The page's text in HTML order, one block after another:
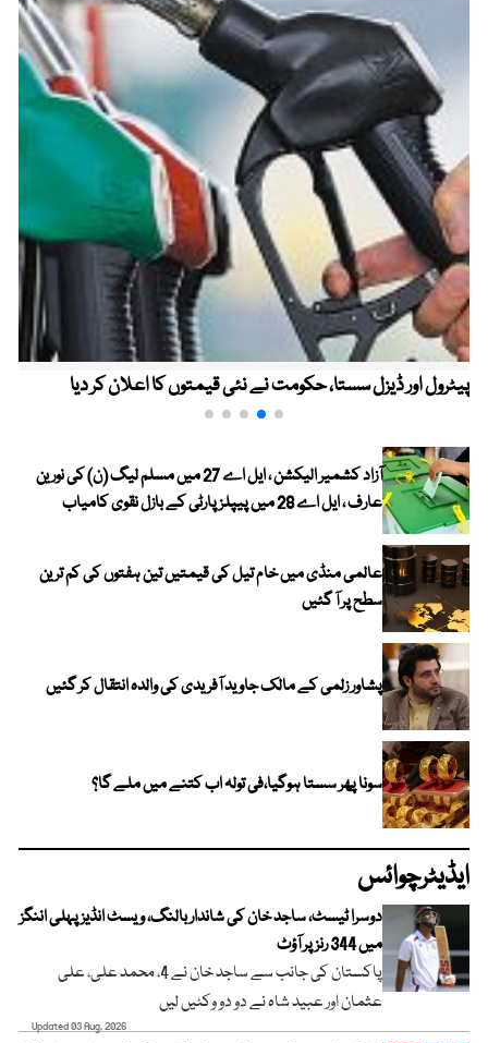
پیٹرول اور ڈیزل سستا، حکومت نے نئی قیمتوں کا اعلان کر دیا
آزاد کشمیر الیکشن ، ایل اے 27 میں مسلم لیگ (ن) کی نورین
عارف ، ایل اے 28 میں پیپلز پارٹی کے بازل نقوی کامیاب
عالمی منڈی میں خام تیل کی قیمتیں تین ہفتوں کی کم ترین
سطح پر آ گئیں
پشاور زلمی کے مالک جاوید آفریدی کی والدہ انتقال کر گئیں
سونا پھر سستا ہوگیا،فی تولہ اب کتنے میں ملے گا؟
ایڈیٹرچوائس
دوسرا ٹیسٹ، ساجد خان کی شاندار بالنگ، ویسٹ انڈیز پہلی اننگز
میں 344 رنز پر آؤٹ
پاکستان کی جانب سے ساجد خان نے 4، محمد علی، علی
عثمان اور عبید شاہ نے دو دو وکٹیں لیں
Updated 03 Aug, 2026